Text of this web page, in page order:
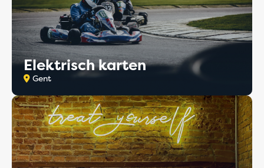
Elektrisch karten
Gent